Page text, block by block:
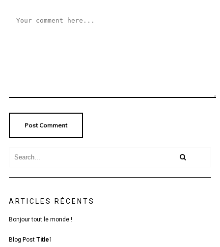
ARTICLES RÉCENTS
Bonjour tout le monde !
Blog Post Title1